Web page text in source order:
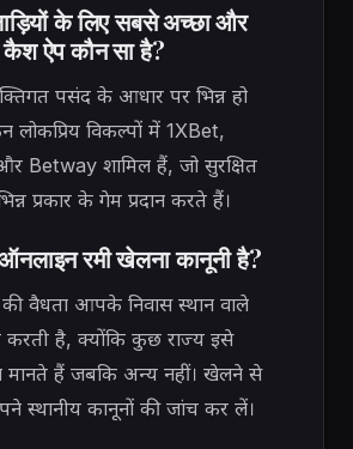
के लिए सबसे अच्छा और
कैश ऐप कौन सा है?
पसंद के आधार पर भिन्न हो
लोकप्रिय विकल्पों में 1XBet,
Betway शामिल हैं, जो सुरक्षित
प्रकार के गेम प्रदान करते हैं।
रमी खेलना कानूनी है?
वैधता आपके निवास स्थान वाले
करती है, क्योंकि कुछ राज्य इसे
हैं जबकि अन्य नहीं। खेलने से
स्थानीय कानूनों की जांच कर लें।